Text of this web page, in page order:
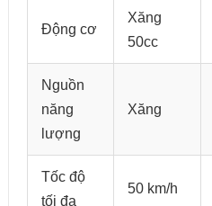
Động cơ
Xăng
50cc
Nguồn
năng
lượng
Xăng
Tốc độ
tối đa
50 km/h